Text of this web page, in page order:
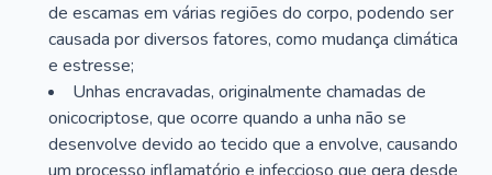
de escamas em várias regiões do corpo, podendo ser
causada por diversos fatores, como mudança climática
e estresse;
Unhas encravadas, originalmente chamadas de
onicocriptose, que ocorre quando a unha não se
desenvolve devido ao tecido que a envolve, causando